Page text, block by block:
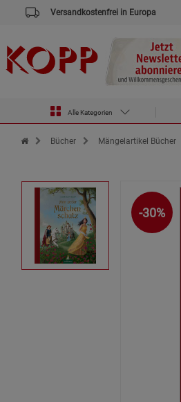
Versandkostenfrei in Europa
Alle Kategorien
Zur Startseite des Kopp Verlag Online-Shop
Bücher Mängelartikel Bücher
-30%